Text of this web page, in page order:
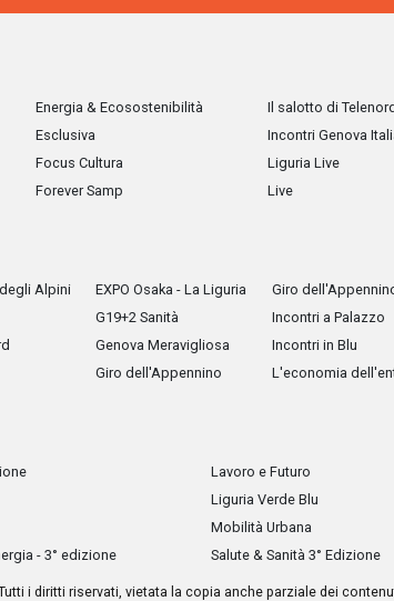
Energia & Ecosostenibilità
Esclusiva
Focus Cultura
Forever Samp
Il salotto di
Incontri Genova
Liguria Live
Live
Alpini
EXPO Osaka - La Liguria
G19+2 Sanità
Genova Meravigliosa
Giro dell'Appennino
Giro
Incontri a Palazzo
Incontri in Blu
L'economia
- 3° edizione
Lavoro e Futuro
Liguria Verde Blu
Mobilità Urbana
Salute & Sanità 3° Edizione
i diritti riservati, vietata la copia anche parziale dei